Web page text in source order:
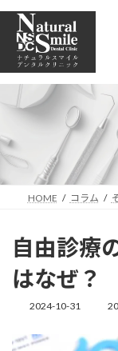
ツ
へ
ッ
プ
シ
ョ
移
動
HOME コラム
自由診療
はなぜ？
2024-10-31
最
更